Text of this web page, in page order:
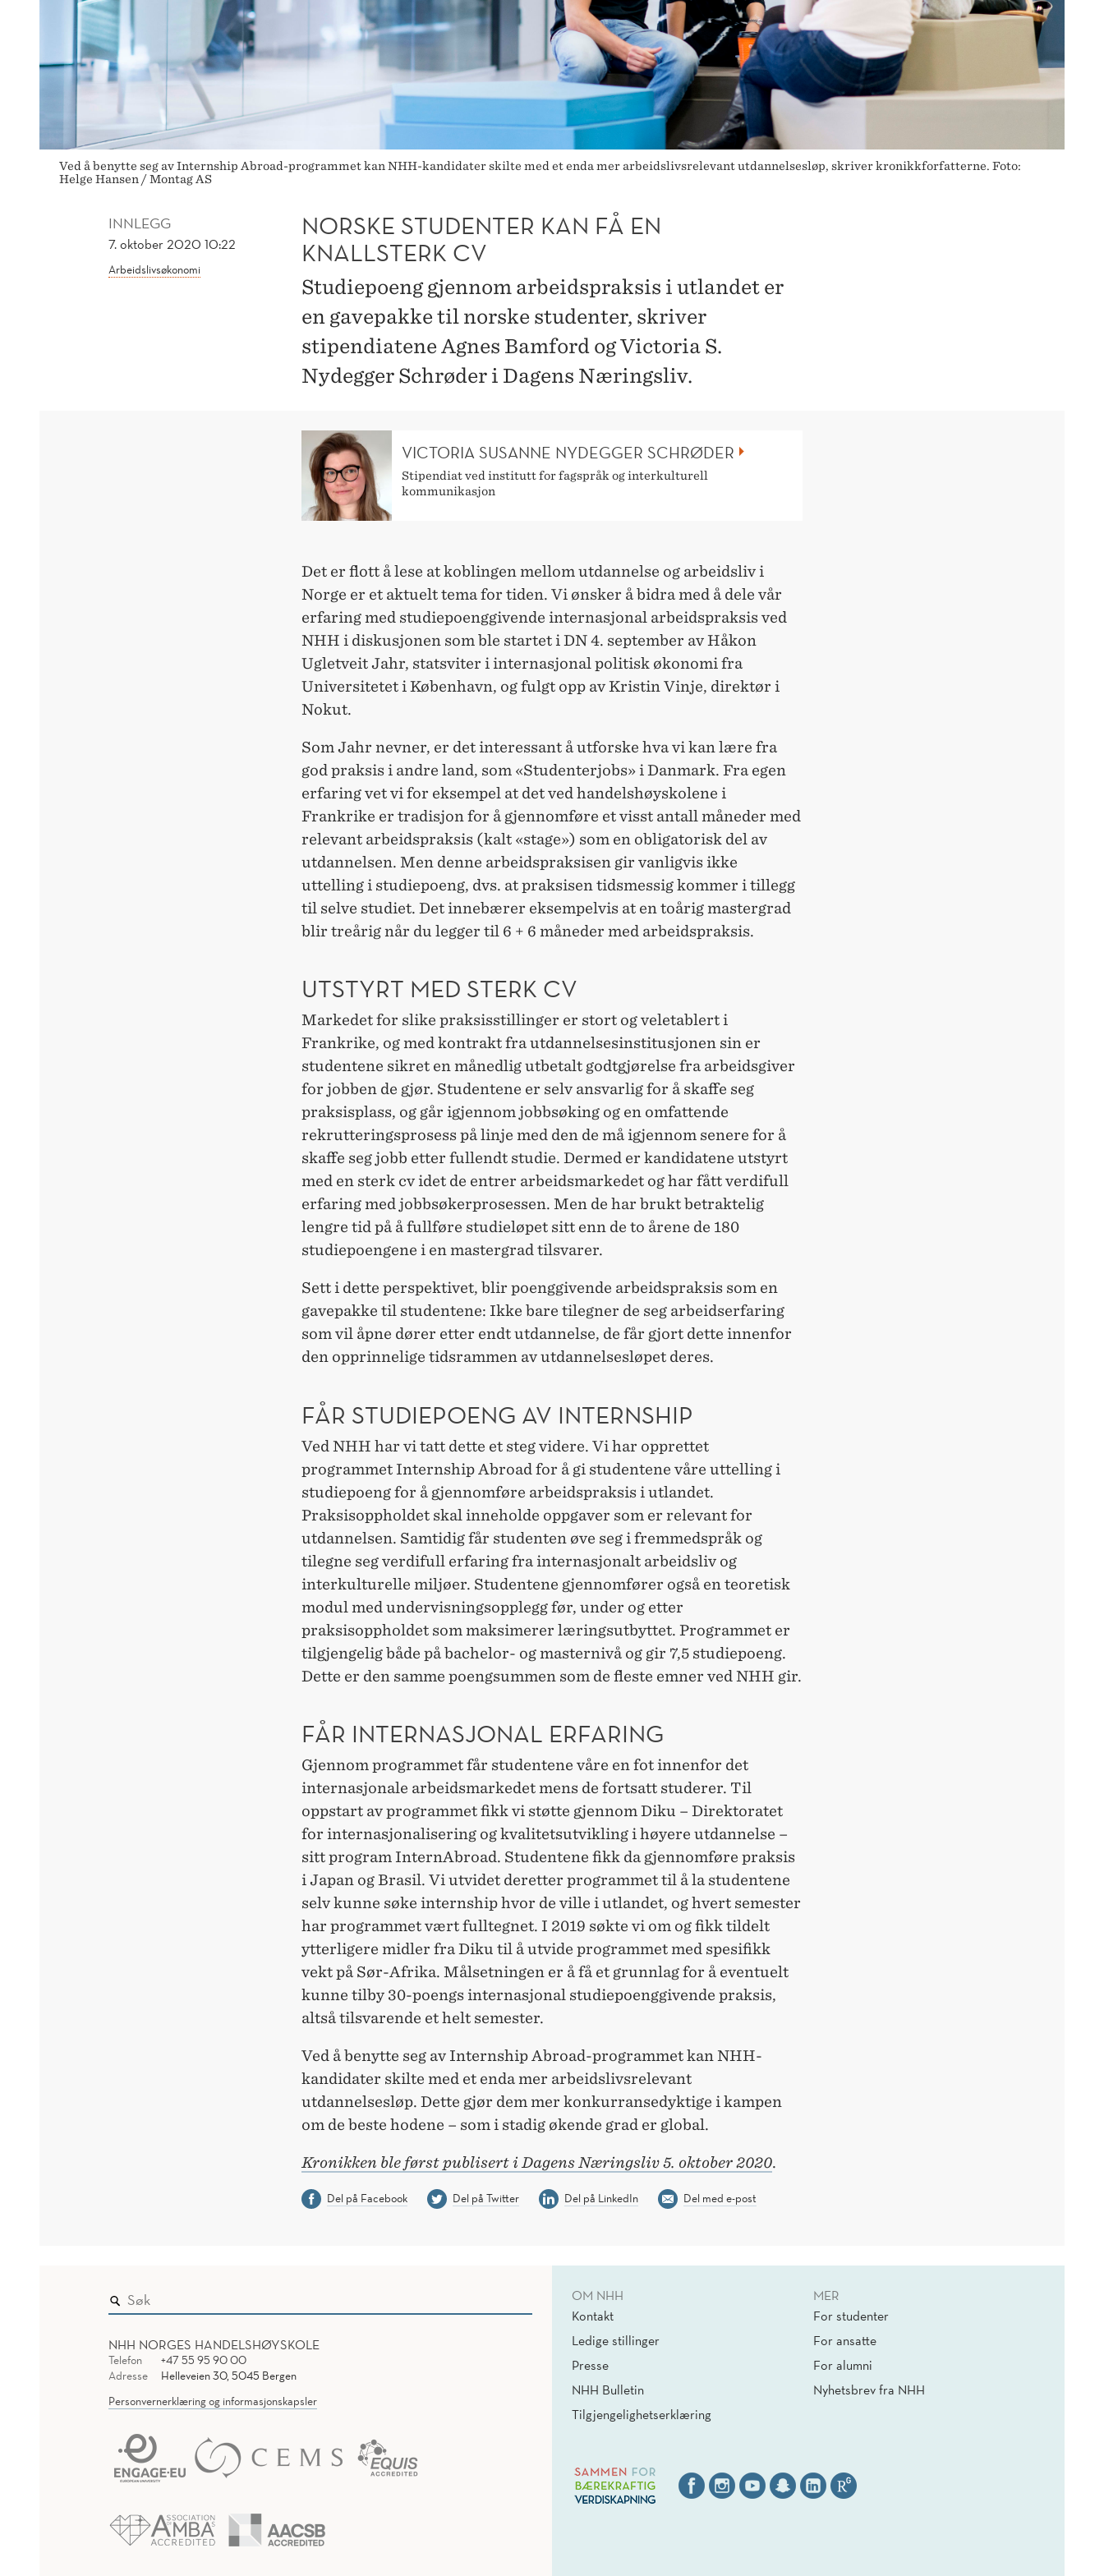
Ved å benytte seg av Internship Abroad-programmet kan NHH-kandidater skilte med et enda mer arbeidslivsrelevant utdannelsesløp, skriver kronikkforfatterne. Foto:
Helge Hansen / Montag AS
INNLEGG
7. oktober 2020 10:22
Arbeidslivsøkonomi
NORSKE STUDENTER KAN FÅ EN
KNALLSTERK CV
Studiepoeng gjennom arbeidspraksis i utlandet er
en gavepakke til norske studenter, skriver
stipendiatene Agnes Bamford og Victoria S.
Nydegger Schrøder i Dagens Næringsliv.
VICTORIA SUSANNE NYDEGGER SCHRØDER
Stipendiat ved institutt for fagspråk og interkulturell
kommunikasjon
Det er flott å lese at koblingen mellom utdannelse og arbeidsliv i
Norge er et aktuelt tema for tiden. Vi ønsker å bidra med å dele vår
erfaring med studiepoenggivende internasjonal arbeidspraksis ved
NHH i diskusjonen som ble startet i DN 4. september av Håkon
Ugletveit Jahr, statsviter i internasjonal politisk økonomi fra
Universitetet i København, og fulgt opp av Kristin Vinje, direktør i
Nokut.
Som Jahr nevner, er det interessant å utforske hva vi kan lære fra
god praksis i andre land, som «Studenterjobs» i Danmark. Fra egen
erfaring vet vi for eksempel at det ved handelshøyskolene i
Frankrike er tradisjon for å gjennomføre et visst antall måneder med
relevant arbeidspraksis (kalt «stage») som en obligatorisk del av
utdannelsen. Men denne arbeidspraksisen gir vanligvis ikke
uttelling i studiepoeng, dvs. at praksisen tidsmessig kommer i tillegg
til selve studiet. Det innebærer eksempelvis at en toårig mastergrad
blir treårig når du legger til 6 + 6 måneder med arbeidspraksis.
UTSTYRT MED STERK CV
Markedet for slike praksisstillinger er stort og veletablert i
Frankrike, og med kontrakt fra utdannelsesinstitusjonen sin er
studentene sikret en månedlig utbetalt godtgjørelse fra arbeidsgiver
for jobben de gjør. Studentene er selv ansvarlig for å skaffe seg
praksisplass, og går igjennom jobbsøking og en omfattende
rekrutteringsprosess på linje med den de må igjennom senere for å
skaffe seg jobb etter fullendt studie. Dermed er kandidatene utstyrt
med en sterk cv idet de entrer arbeidsmarkedet og har fått verdifull
erfaring med jobbsøkerprosessen. Men de har brukt betraktelig
lengre tid på å fullføre studieløpet sitt enn de to årene de 180
studiepoengene i en mastergrad tilsvarer.
Sett i dette perspektivet, blir poenggivende arbeidspraksis som en
gavepakke til studentene: Ikke bare tilegner de seg arbeidserfaring
som vil åpne dører etter endt utdannelse, de får gjort dette innenfor
den opprinnelige tidsrammen av utdannelsesløpet deres.
FÅR STUDIEPOENG AV INTERNSHIP
Ved NHH har vi tatt dette et steg videre. Vi har opprettet
programmet Internship Abroad for å gi studentene våre uttelling i
studiepoeng for å gjennomføre arbeidspraksis i utlandet.
Praksisoppholdet skal inneholde oppgaver som er relevant for
utdannelsen. Samtidig får studenten øve seg i fremmedspråk og
tilegne seg verdifull erfaring fra internasjonalt arbeidsliv og
interkulturelle miljøer. Studentene gjennomfører også en teoretisk
modul med undervisningsopplegg før, under og etter
praksisoppholdet som maksimerer læringsutbyttet. Programmet er
tilgjengelig både på bachelor- og masternivå og gir 7,5 studiepoeng.
Dette er den samme poengsummen som de fleste emner ved NHH gir.
FÅR INTERNASJONAL ERFARING
Gjennom programmet får studentene våre en fot innenfor det
internasjonale arbeidsmarkedet mens de fortsatt studerer. Til
oppstart av programmet fikk vi støtte gjennom Diku – Direktoratet
for internasjonalisering og kvalitetsutvikling i høyere utdannelse –
sitt program InternAbroad. Studentene fikk da gjennomføre praksis
i Japan og Brasil. Vi utvidet deretter programmet til å la studentene
selv kunne søke internship hvor de ville i utlandet, og hvert semester
har programmet vært fulltegnet. I 2019 søkte vi om og fikk tildelt
ytterligere midler fra Diku til å utvide programmet med spesifikk
vekt på Sør-Afrika. Målsetningen er å få et grunnlag for å eventuelt
kunne tilby 30-poengs internasjonal studiepoenggivende praksis,
altså tilsvarende et helt semester.
Ved å benytte seg av Internship Abroad-programmet kan NHH-
kandidater skilte med et enda mer arbeidslivsrelevant
utdannelsesløp. Dette gjør dem mer konkurransedyktige i kampen
om de beste hodene – som i stadig økende grad er global.
Kronikken ble først publisert i Dagens Næringsliv 5. oktober 2020.
Del på Facebook Del på Twitter Del på LinkedIn Del med e-post
NHH NORGES HANDELSHØYSKOLE
Telefon
+47 55 95 90 00
Adresse
Helleveien 30, 5045 Bergen
Personvernerklæring og informasjonskapsler
OM NHH
Kontakt
Ledige stillinger
Presse
NHH Bulletin
Tilgjengelighetserklæring
MER
For studenter
For ansatte
For alumni
Nyhetsbrev fra NHH